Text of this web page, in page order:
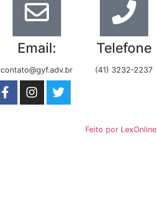
Email:
contato@gyf.adv.br
Telefone
(41) 3232-2237
Feito por LexOnline